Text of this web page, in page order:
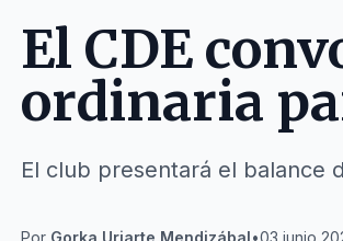
El CDE
ordinaria
El club presentará el balance
Por Gorka Uriarte Mendizábal•03 junio